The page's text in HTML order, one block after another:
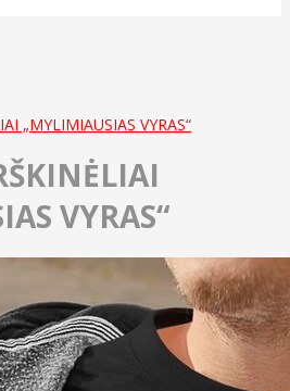
„MYLIMIAUSIAS VYRAS“
VYRAS“